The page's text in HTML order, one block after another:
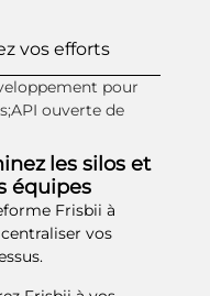
vos efforts
les silos et
équipes
Frisbii à
vos